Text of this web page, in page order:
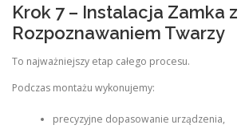
Krok 7 – Instalacja Zamka z
Rozpoznawaniem Twarzy
To najważniejszy etap całego procesu.
Podczas montażu wykonujemy:
precyzyjne dopasowanie urządzenia,